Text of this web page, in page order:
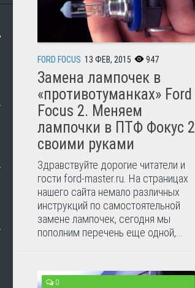
FORD FOCUS 13 ФЕВ, 2015 947
Замена лампочек в
«противотуманках» Ford
Focus 2. Меняем
лампочки в ПТФ Фокус 2
своими руками
Здравствуйте дорогие читатели и
гости ford-master.ru. На страницах
нашего сайта немало различных
инструкций по самостоятельной
замене лампочек, сегодня мы
пополним перечень еще одной,...
0